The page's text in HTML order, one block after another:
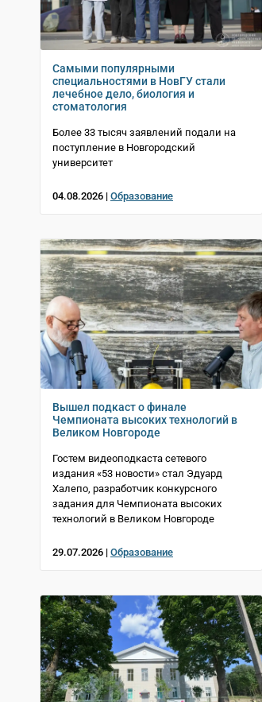
Самыми популярными
специальностями в НовГУ стали
лечебное дело, биология и
стоматология
Более 33 тысяч заявлений подали на
поступление в Новгородский
университет
04.08.2026 | Образование
Вышел подкаст о финале
Чемпионата высоких технологий в
Великом Новгороде
Гостем видеоподкаста сетевого
издания «53 новости» стал Эдуард
Халепо, разработчик конкурсного
задания для Чемпионата высоких
технологий в Великом Новгороде
29.07.2026 | Образование